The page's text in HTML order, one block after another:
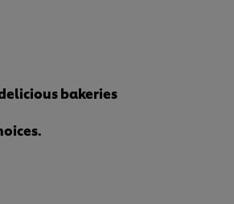
bakeries